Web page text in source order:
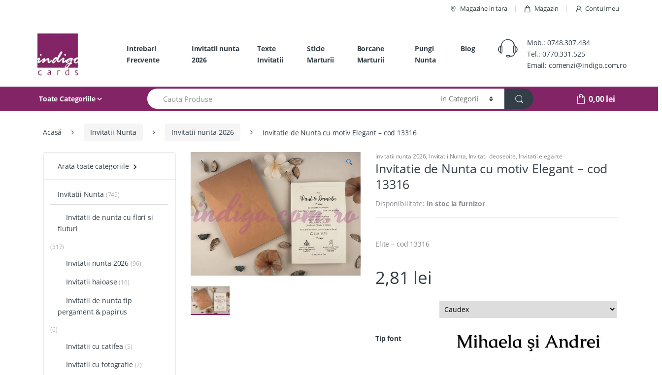
to
to
Magazine in tara Magazin Contul meu
Intrebari
Frecvente
Invitatii nunta
2026
Texte
Invitatii
Sticle
Marturii
Borcane
Marturii
Pungi
Nunta
Blog
Mob.:0748.307.484
Tel.:0770.331.525
Email: comenzi@indigo.com.ro
Toate Categoriile
Search
0,00lei
Acasă Invitatii Nunta Invitatii nunta 2026 Invitatie de Nunta cu motiv Elegant – cod 13316
🔍
Invitatii nunta 2026, Invitatii Nunta, Invitatii deosebite, Invitatii elegante
Invitatie de Nunta cu motiv Elegant – cod
13316
Disponibilitate: In stoc la furnizor
Elite – cod 13316
2,81 lei
Tip font
Arata toate categoriile
Invitatii Nunta (745)
Invitatii de nunta cu flori si
fluturi
(317)
Invitatii nunta 2026 (96)
Invitatii haioase (16)
Invitatii de nunta tip
pergament & papirus
(6)
Invitatii cu catifea (5)
Invitatii cu fotografie (2)